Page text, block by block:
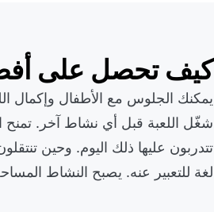
كيف تحصل على
يمكنك الجلوس مع الأطفال وإكمال
شغّل اللعبة قبل أي نشاط آخر. تمنح
تتدربون عليها ذلك اليوم. وحين
لغة للتعبير عنه. يصبح النشاط